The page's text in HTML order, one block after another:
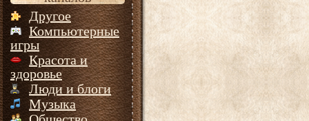
Другое
Компьютерные
игры
Красота и
здоровье
Люди и блоги
Музыка